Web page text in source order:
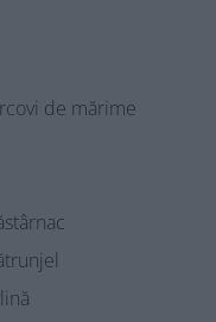
de mărime